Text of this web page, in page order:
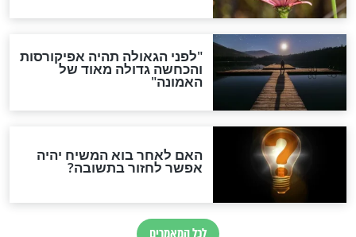
הקורונה
בדק בית
חוששים להתחסן כנגד
את זה!